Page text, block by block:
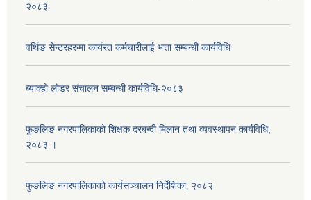
२०८३
वर्थिङ सेन्टरहरुमा कार्यरत कर्मचारीलाई भत्ता सम्बन्धी कार्यविधि
ब्याक्हो लोडर संचालन सम्बन्धी कार्यविधि-२०८३
फुङलिङ नगरपालिकाको शिक्षक दरबन्दी मिलान तथा व्यवस्थापन कार्यविधि,
२०८३ ।
फुङलिङ नगरपालिकाको कार्यसञ्चालन निर्देशिका‚ २०८२